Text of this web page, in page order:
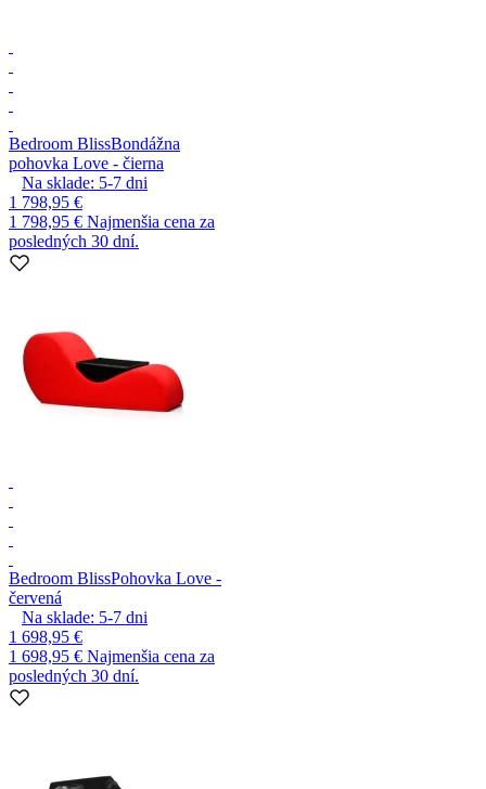
Bedroom BlissBondážna
pohovka Love - čierna
Na sklade: 5-7 dni
1 798,95 €
1 798,95 € Najmenšia cena za
posledných 30 dní.
Bedroom BlissPohovka Love -
červená
Na sklade: 5-7 dni
1 698,95 €
1 698,95 € Najmenšia cena za
posledných 30 dní.